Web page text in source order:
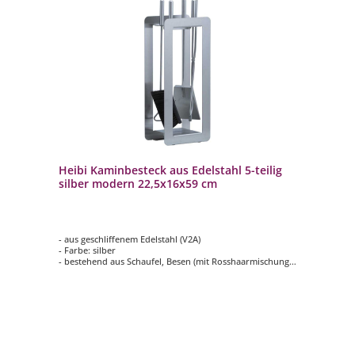
Heibi Kaminbesteck aus Edelstahl 5-teilig
silber modern 22,5x16x59 cm
- aus geschliffenem Edelstahl (V2A)
- Farbe: silber
- bestehend aus Schaufel, Besen (mit Rosshaarmischung),